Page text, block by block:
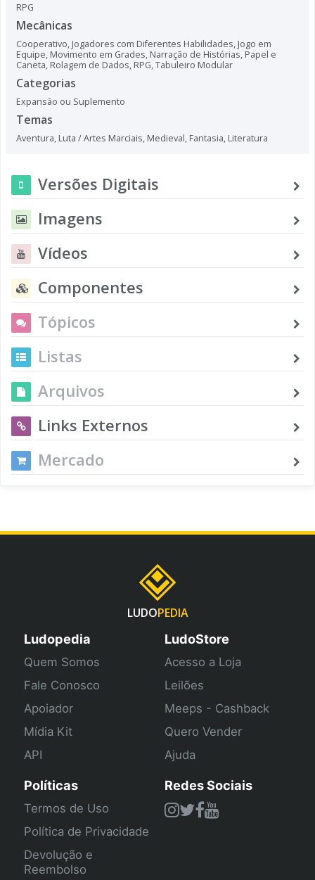
RPG
Mecânicas
Cooperativo, Jogadores com Diferentes Habilidades, Jogo em
Equipe, Movimento em Grades, Narração de Histórias, Papel e
Caneta, Rolagem de Dados, RPG,Tabuleiro Modular
Categorias
Expansão ou Suplemento
Temas
Aventura, Luta / Artes Marciais, Medieval, Fantasia, Literatura
Versões Digitais
Imagens
Vídeos
Componentes
Tópicos
Listas
Arquivos
Links Externos
Mercado
LUDOPEDIA
Ludopedia
Quem Somos
Fale Conosco
Apoiador
Mídia Kit
API
LudoStore
Acesso a Loja
Leilões
Meeps - Cashback
Quero Vender
Ajuda
Políticas
Termos de Uso
Política de Privacidade
Devolução e
Reembolso
Redes Sociais